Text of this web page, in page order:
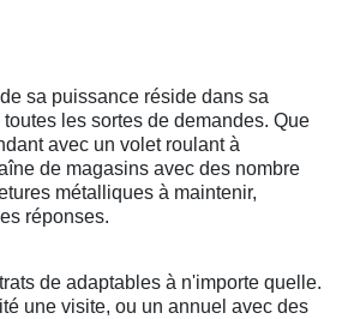
sa puissance réside dans sa
les sortes de demandes. Que
avec un volet roulant à
de magasins avec des nombre
métalliques à maintenir,
réponses.
de adaptables à n'importe quelle.
une visite, ou un annuel avec des